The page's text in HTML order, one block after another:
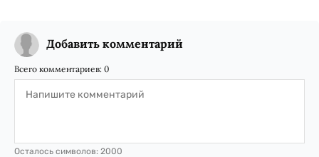
Добавить комментарий
Всего комментариев: 0
Осталось символов: 2000